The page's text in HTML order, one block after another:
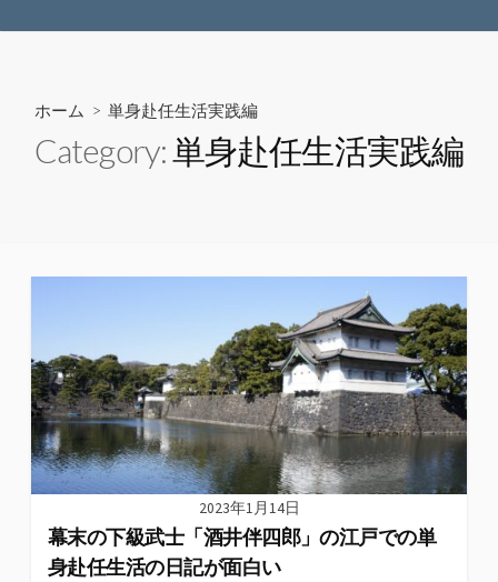
ホーム > 単身赴任生活実践編
Category:単身赴任生活実践編
2023年1月14日
幕末の下級武士「酒井伴四郎」の江戸での単
身赴任生活の日記が面白い